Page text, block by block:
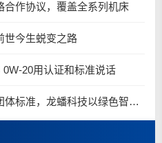
合作协议，覆盖全系列机床
世今生蜕变之路
20用认证和标准说话
【龙蟠科技】参编零碳工厂团体标准，龙蟠科技以绿色智造锚定零碳未来